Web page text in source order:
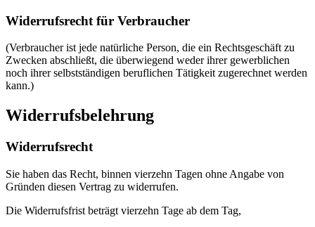
Widerrufsrecht für Verbraucher
(Verbraucher ist jede natürliche Person, die ein Rechtsgeschäft zu
Zwecken abschließt, die überwiegend weder ihrer gewerblichen
noch ihrer selbstständigen beruflichen Tätigkeit zugerechnet werden
kann.)
Widerrufsbelehrung
Widerrufsrecht
Sie haben das Recht, binnen vierzehn Tagen ohne Angabe von
Gründen diesen Vertrag zu widerrufen.
Die Widerrufsfrist beträgt vierzehn Tage ab dem Tag,